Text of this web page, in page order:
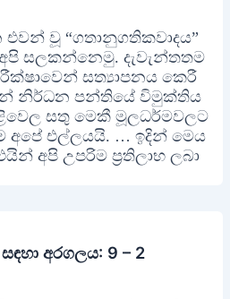
වූ “ගතානුගතිකවාදය”
සලකන්නෙමු. දැවැන්තතම
සත්‍යාපනය කෙරී
නිර්ධන පන්තියේ විමුක්තිය
සතු මෙකී මූලධර්මවලට
අපේ එල්ලයයි. … ඉදින් මෙය
අපි උපරිම ප්‍රතිලාභ ලබා
අරගලය: 9 – 2